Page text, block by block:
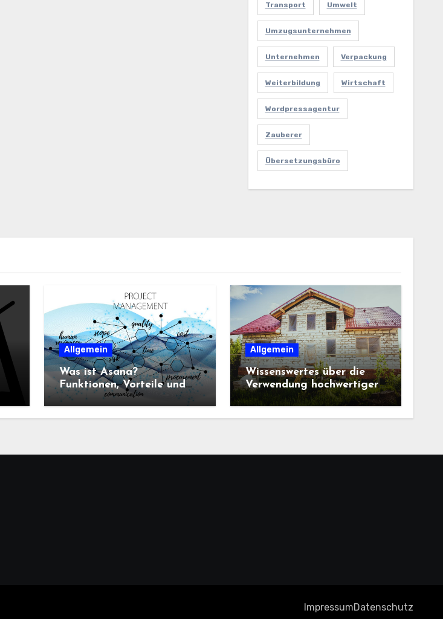
Transport Umwelt
Umzugsunternehmen
Unternehmen Verpackung
Weiterbildung Wirtschaft
Wordpressagentur
Zauberer
Übersetzungsbüro
Allgemein
Was ist Asana?
Funktionen, Vorteile und
Einsatz im
Projektmanagement
Allgemein
Wissenswertes über die
Verwendung hochwertiger
Baustoffe im Haus und
beim Hausbau
ImpressumDatenschutz